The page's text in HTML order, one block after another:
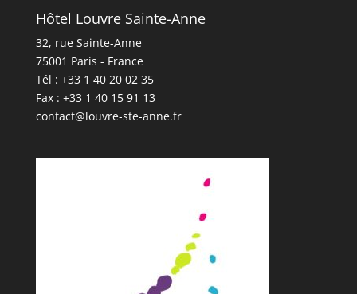
Hôtel Louvre Sainte-Anne
32, rue Sainte-Anne
75001 Paris - France
Tél : +33 1 40 20 02 35
Fax : +33 1 40 15 91 13
contact@louvre-ste-anne.fr